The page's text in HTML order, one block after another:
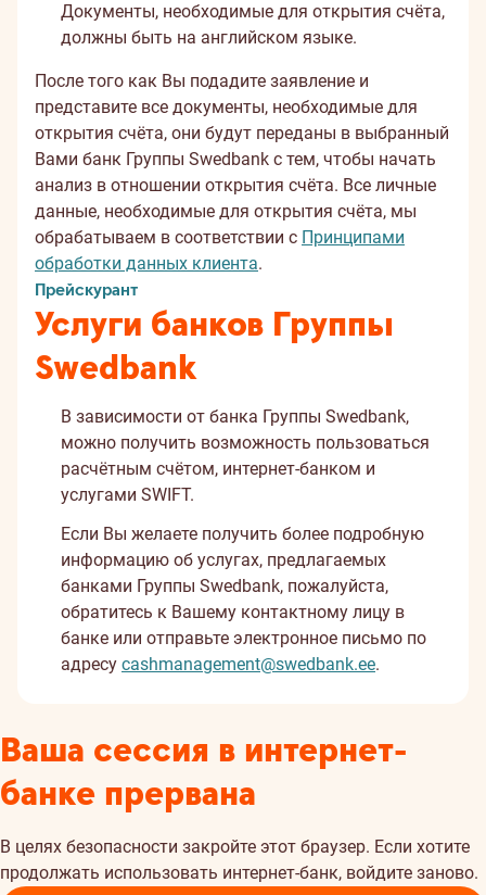
Документы, необходимые для открытия счёта,
должны быть на английском языке.
После того как Вы подадите заявление и
представите все документы, необходимые для
открытия счёта, они будут переданы в выбранный
Вами банк Группы Swedbank с тем, чтобы начать
анализ в отношении открытия счёта. Все личные
данные, необходимые для открытия счёта, мы
обрабатываем в соответствии с Принципами
обработки данных клиента.
Прейскурант
Услуги банков Группы
Swedbank
В зависимости от банка Группы Swedbank,
можно получить возможность пользоваться
расчётным счётом, интернет-банком и
услугами SWIFT.
Если Вы желаете получить более подробную
информацию об услугах, предлагаемых
банками Группы Swedbank, пожалуйста,
обратитесь к Вашему контактному лицу в
банке или отправьте электронное письмо по
адресу cashmanagement@swedbank.ee.
Ваша сессия в интернет-
банке прервана
В целях безопасности закройте этот браузер. Если хотите
продолжать использовать интернет-банк, войдите заново.